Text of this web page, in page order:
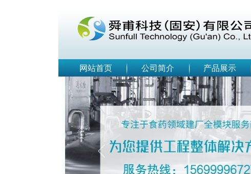
网站首页 公司简介 产品展示
Previous